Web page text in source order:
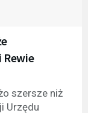
Rewie
szersze niż
Urzędu